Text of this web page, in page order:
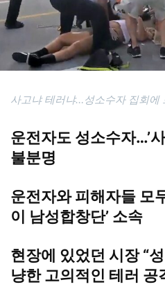
사고냐 테러냐…성소수자 집회에
운전자도 성소수자…’사
불분명
운전자와 피해자들 모
이 남성합창단’ 소속
현장에 있었던 시장 “
냥한 고의적인 테러 공